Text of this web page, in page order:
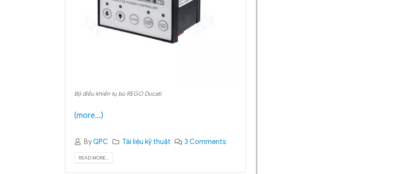
Bộ điều khiển tụ bù REGO Ducati
(more…)
ByQPC Tài liệu kỹ thuật 3 Comments
READ MORE...